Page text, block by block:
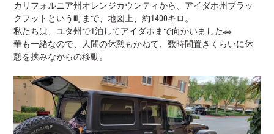
カリフォルニア州オレンジカウンティから、アイダホ州ブラッ
クフットという町まで、地図上、約1400キロ。
私たちは、ユタ州で1泊してアイダホまで向かいました🚗
華も一緒なので、人間の休憩もかねて、数時間置きくらいに休
憩を挟みながらの移動。